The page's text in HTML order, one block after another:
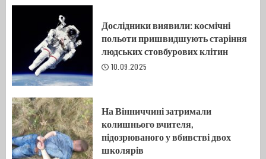
Дослідники виявили: космічні
польоти пришвидшують старіння
людських стовбурових клітин
10.09.2025
На Вінниччині затримали
колишнього вчителя,
підозрюваного у вбивстві двох
школярів